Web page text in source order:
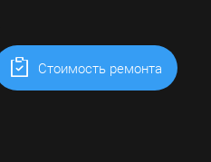
Cтоимость ремонта